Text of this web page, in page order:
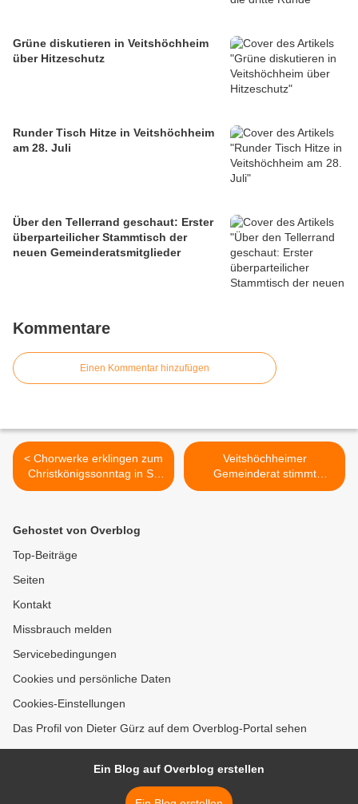
Grüne diskutieren in Veitshöchheim
über Hitzeschutz
Runder Tisch Hitze in Veitshöchheim
am 28. Juli
Über den Tellerrand geschaut: Erster
überparteilicher Stammtisch der
neuen Gemeinderatsmitglieder
Kommentare
Einen Kommentar hinzufügen
< Chorwerke erklingen zum
Christkönigssonntag in St.
Vitus (22.11., 18 Uhr)
Veitshöchheimer
Gemeinderat stimmt
Übernahme des Defizits
Gehostet von Overblog
Top-Beiträge
Seiten
Kontakt
Missbrauch melden
Servicebedingungen
Cookies und persönliche Daten
Cookies-Einstellungen
Das Profil von Dieter Gürz auf dem Overblog-Portal sehen
Ein Blog auf Overblog erstellen